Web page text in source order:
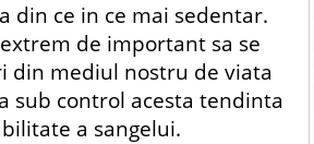
din ce in ce mai sedentar.
de important sa se
din mediul nostru de viata
sub control acesta tendinta
a sangelui.